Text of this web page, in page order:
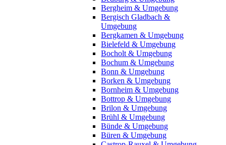
Bergheim & Umgebung
Bergisch Gladbach &
Umgebung
Bergkamen & Umgebung
Bielefeld & Umgebung
Bocholt & Umgebung
Bochum & Umgebung
Bonn & Umgebung
Borken & Umgebung
Bornheim & Umgebung
Bottrop & Umgebung
Brilon & Umgebung
Brühl & Umgebung
Bünde & Umgebung
Büren & Umgebung